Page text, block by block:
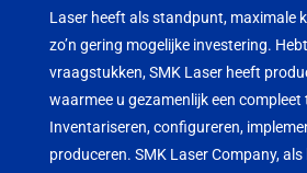
Laser heeft als standpunt, maximale
zo’n gering mogelijke investering.
vraagstukken, SMK Laser heeft
waarmee u gezamenlijk een
Inventariseren, configureren,
produceren. SMK Laser Company,